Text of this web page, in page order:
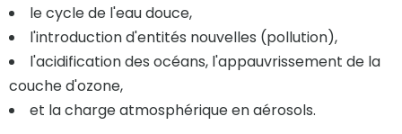
le cycle de l'eau douce,
l'introduction d'entités nouvelles (pollution),
l'acidification des océans, l'appauvrissement de la
couche d'ozone,
et la charge atmosphérique en aérosols.